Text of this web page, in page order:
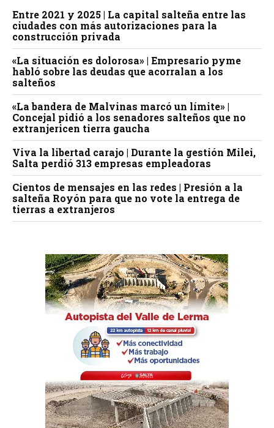
Entre 2021 y 2025 | La capital salteña entre las
ciudades con más autorizaciones para la
construcción privada
«La situación es dolorosa» | Empresario pyme
habló sobre las deudas que acorralan a los
salteños
«La bandera de Malvinas marcó un límite» |
Concejal pidió a los senadores salteños que no
extranjericen tierra gaucha
Viva la libertad carajo | Durante la gestión Milei,
Salta perdió 313 empresas empleadoras
Cientos de mensajes en las redes | Presión a la
salteña Royón para que no vote la entrega de
tierras a extranjeros